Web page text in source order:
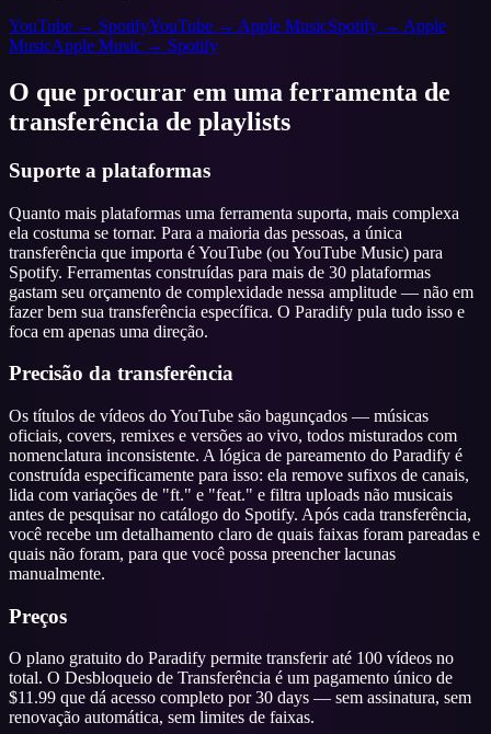
YouTube → SpotifyYouTube → Apple MusicSpotify → Apple
MusicApple Music → Spotify
O que procurar em uma ferramenta de
transferência de playlists
Suporte a plataformas
Quanto mais plataformas uma ferramenta suporta, mais complexa
ela costuma se tornar. Para a maioria das pessoas, a única
transferência que importa é YouTube (ou YouTube Music) para
Spotify. Ferramentas construídas para mais de 30 plataformas
gastam seu orçamento de complexidade nessa amplitude — não em
fazer bem sua transferência específica. O Paradify pula tudo isso e
foca em apenas uma direção.
Precisão da transferência
Os títulos de vídeos do YouTube são bagunçados — músicas
oficiais, covers, remixes e versões ao vivo, todos misturados com
nomenclatura inconsistente. A lógica de pareamento do Paradify é
construída especificamente para isso: ela remove sufixos de canais,
lida com variações de "ft." e "feat." e filtra uploads não musicais
antes de pesquisar no catálogo do Spotify. Após cada transferência,
você recebe um detalhamento claro de quais faixas foram pareadas e
quais não foram, para que você possa preencher lacunas
manualmente.
Preços
O plano gratuito do Paradify permite transferir até 100 vídeos no
total. O Desbloqueio de Transferência é um pagamento único de
$11.99 que dá acesso completo por 30 days — sem assinatura, sem
renovação automática, sem limites de faixas.